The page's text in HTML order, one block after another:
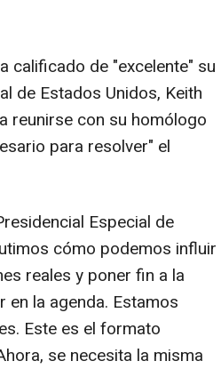
calificado de "excelente" su
de Estados Unidos, Keith
reunirse con su homólogo
para resolver" el
Especial de
cómo podemos influir
reales y poner fin a la
en la agenda. Estamos
Este es el formato
se necesita la misma